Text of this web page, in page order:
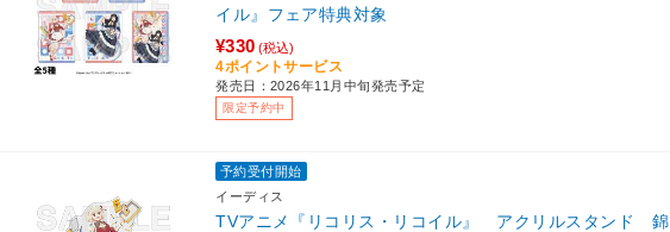
イル』フェア特典対象
¥330 (税込)
4ポイントサービス
発売日：2026年11月中旬発売予定
限定予約中
予約受付開始
イーディス
TVアニメ『リコリス・リコイル』 アクリルスタンド 錦